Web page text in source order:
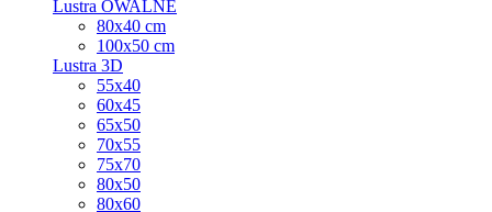
Lustra OWALNE
80x40 cm
100x50 cm
Lustra 3D
55x40
60x45
65x50
70x55
75x70
80x50
80x60